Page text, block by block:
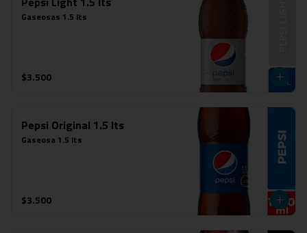
Gaseosas 1.5 lts
$3.500
Pepsi Original 1.5 lts
Gaseosa 1.5 lts
$3.500